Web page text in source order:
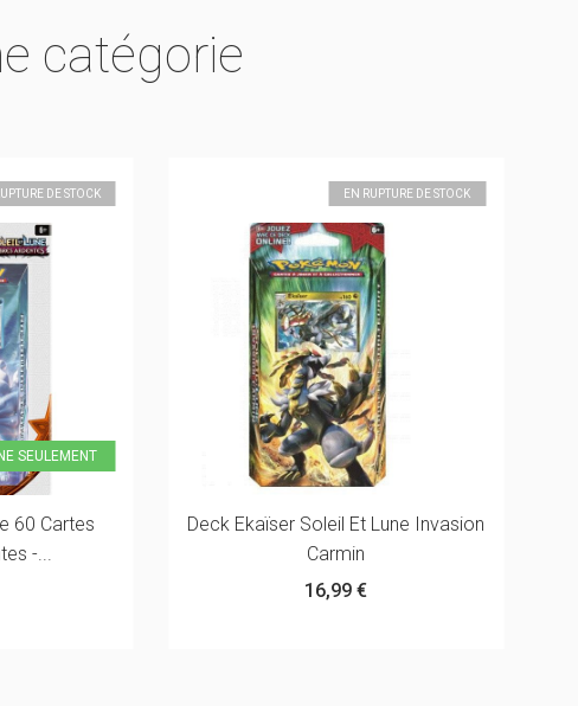
catégorie
SEULEMENT
DE STOCK
60 Cartes
-...
EN RUPTURE DE STOCK
Deck Ekaïser Soleil Et Lune Invasion
Carmin
16,99 €